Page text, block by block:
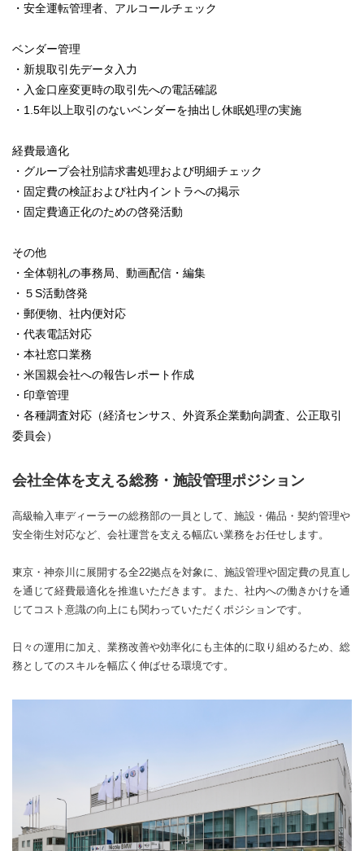
・安全運転管理者、アルコールチェック
ベンダー管理
・新規取引先データ入力
・入金口座変更時の取引先への電話確認
・1.5年以上取引のないベンダーを抽出し休眠処理の実施
経費最適化
・グループ会社別請求書処理および明細チェック
・固定費の検証および社内イントラへの掲示
・固定費適正化のための啓発活動
その他
・全体朝礼の事務局、動画配信・編集
・５S活動啓発
・郵便物、社内便対応
・代表電話対応
・本社窓口業務
・米国親会社への報告レポート作成
・印章管理
・各種調査対応（経済センサス、外資系企業動向調査、公正取引
委員会）
会社全体を支える総務・施設管理ポジション
高級輸入車ディーラーの総務部の一員として、施設・備品・契約管理や
安全衛生対応など、会社運営を支える幅広い業務をお任せします。
東京・神奈川に展開する全22拠点を対象に、施設管理や固定費の見直し
を通じて経費最適化を推進いただきます。また、社内への働きかけを通
じてコスト意識の向上にも関わっていただくポジションです。
日々の運用に加え、業務改善や効率化にも主体的に取り組めるため、総
務としてのスキルを幅広く伸ばせる環境です。